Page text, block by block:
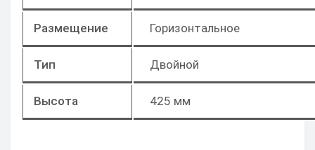
Размещение Горизонтальное
Тип Двойной
Высота 425 мм